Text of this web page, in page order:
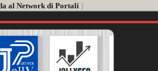
al Network di Portali ]